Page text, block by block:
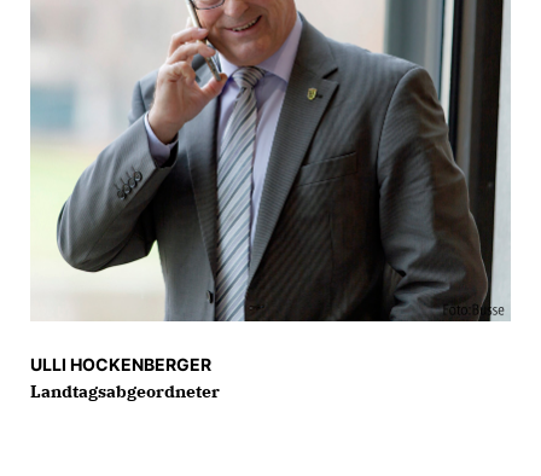
ULLI HOCKENBERGER
Landtagsabgeordneter